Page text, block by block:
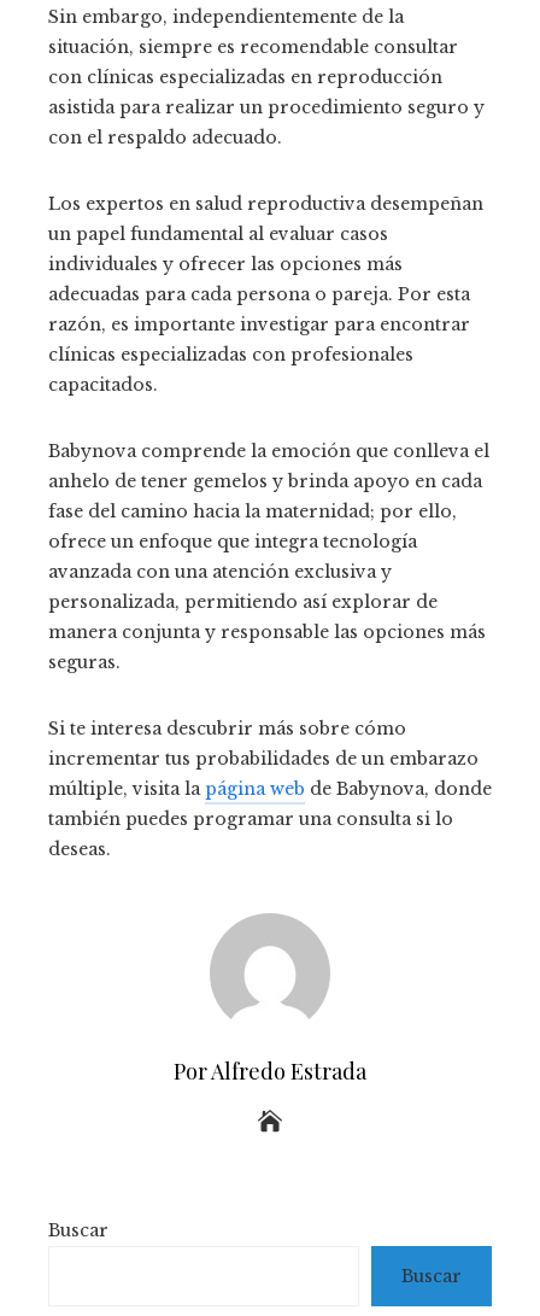
Sin embargo, independientemente de la
situación, siempre es recomendable consultar
con clínicas especializadas en reproducción
asistida para realizar un procedimiento seguro y
con el respaldo adecuado.
Los expertos en salud reproductiva desempeñan
un papel fundamental al evaluar casos
individuales y ofrecer las opciones más
adecuadas para cada persona o pareja. Por esta
razón, es importante investigar para encontrar
clínicas especializadas con profesionales
capacitados.
Babynova comprende la emoción que conlleva el
anhelo de tener gemelos y brinda apoyo en cada
fase del camino hacia la maternidad; por ello,
ofrece un enfoque que integra tecnología
avanzada con una atención exclusiva y
personalizada, permitiendo así explorar de
manera conjunta y responsable las opciones más
seguras.
Si te interesa descubrir más sobre cómo
incrementar tus probabilidades de un embarazo
múltiple, visita lapágina web de Babynova, donde
también puedes programar una consulta si lo
deseas.
Por Alfredo Estrada
Buscar
Buscar